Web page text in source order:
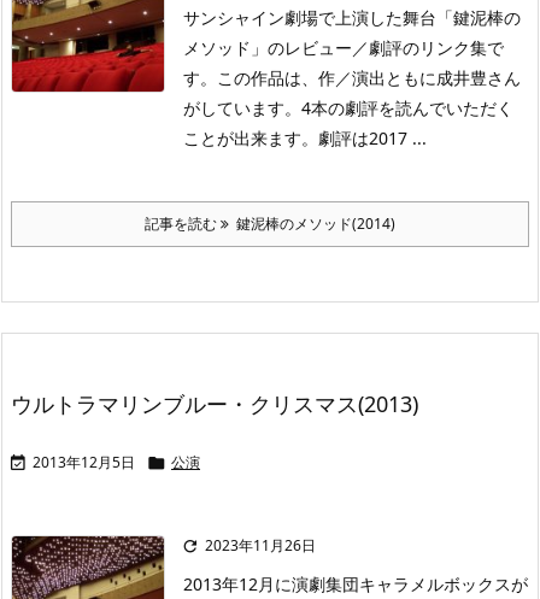
サンシャイン劇場で上演した舞台「鍵泥棒の
メソッド」のレビュー／劇評のリンク集で
す。この作品は、作／演出ともに成井豊さん
がしています。4本の劇評を読んでいただく
ことが出来ます。劇評は2017 ...
記事を読む 鍵泥棒のメソッド(2014)
ウルトラマリンブルー・クリスマス(2013)
 2013年12月5日  公演
 2023年11月26日
2013年12月に演劇集団キャラメルボックスが